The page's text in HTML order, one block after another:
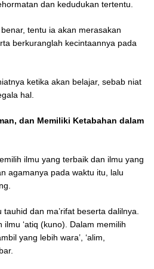
dan kedudukan tertentu.
tentu ia akan merasakan
berkuranglah kecintaannya pada
ketika akan belajar, sebab niat
hal.
dan Memiliki Ketabahan dalam
ilmu yang terbaik dan ilmu yang
agamanya pada waktu itu, lalu
dan ma’rifat beserta dalilnya.
‘atiq (kuno). Dalam memilih
yang lebih wara’, ‘alim,